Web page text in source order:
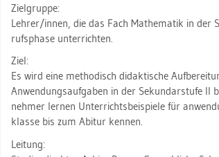
Ziel­grup­pe:
Leh­rer/innen, die das Fach Ma­the­ma­tik in der
rufs­pha­se un­ter­rich­ten.
Ziel:
Es wird eine me­tho­disch di­dak­ti­sche
An­wen­dungs­auf­ga­ben in der Se­kun­dar­stu­fe II
neh­mer ler­nen Un­ter­richts­bei­spie­le für
klas­se bis zum Ab­itur ken­nen.
Lei­tung: